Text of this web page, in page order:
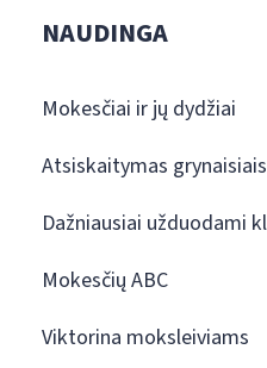
NAUDINGA
Mokesčiai ir jų dydžiai
Atsiskaitymas
Dažniausiai užduodami
Mokesčių ABC
Viktorina moksleiviams